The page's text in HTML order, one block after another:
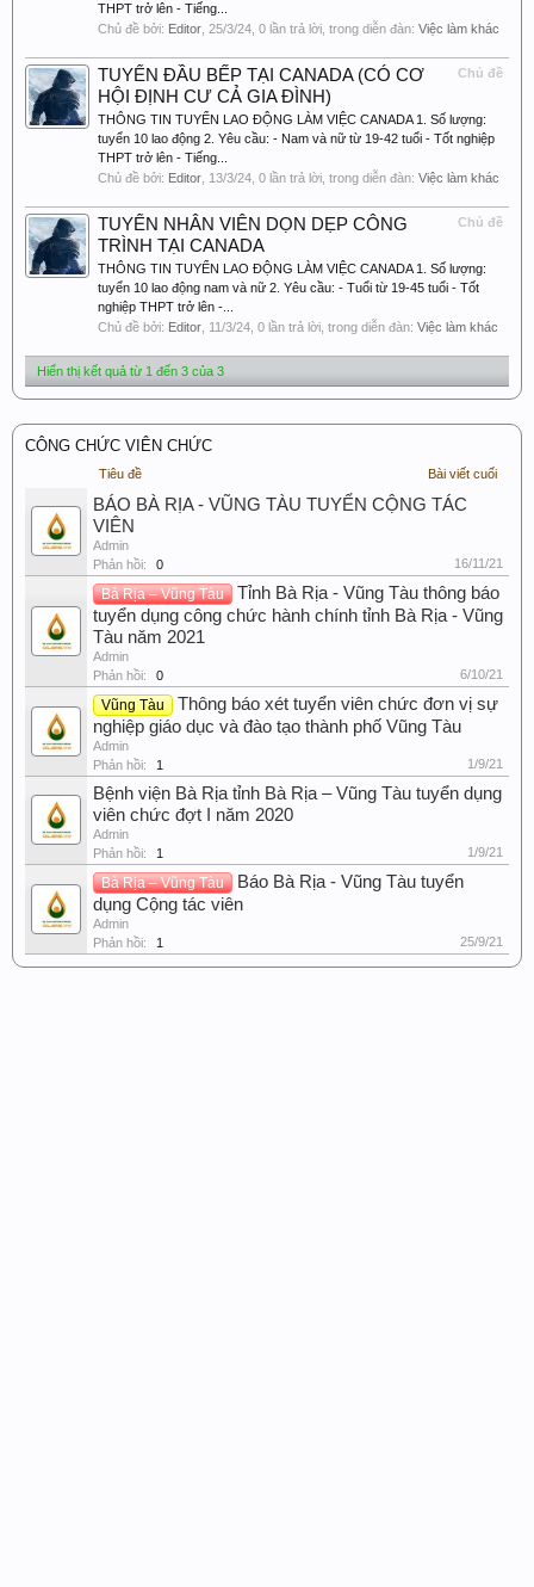
THPT trở lên - Tiếng...
Chủ đề bởi: Editor, 25/3/24, 0 lần trả lời, trong diễn đàn: Việc làm khác
Chủ đề
TUYỂN ĐẦU BẾP TẠI CANADA (CÓ CƠ
HỘI ĐỊNH CƯ CẢ GIA ĐÌNH)
THÔNG TIN TUYỂN LAO ĐỘNG LÀM VIỆC CANADA 1. Số lượng:
tuyển 10 lao động 2. Yêu cầu: - Nam và nữ từ 19-42 tuổi - Tốt nghiệp
THPT trở lên - Tiếng...
Chủ đề bởi: Editor, 13/3/24, 0 lần trả lời, trong diễn đàn: Việc làm khác
Chủ đề
TUYỂN NHÂN VIÊN DỌN DẸP CÔNG
TRÌNH TẠI CANADA
THÔNG TIN TUYỂN LAO ĐỘNG LÀM VIỆC CANADA 1. Số lượng:
tuyển 10 lao động nam và nữ 2. Yêu cầu: - Tuổi từ 19-45 tuổi - Tốt
nghiệp THPT trở lên -...
Chủ đề bởi: Editor, 11/3/24, 0 lần trả lời, trong diễn đàn: Việc làm khác
Hiển thị kết quả từ 1 đến 3 của 3
CÔNG CHỨC VIÊN CHỨC
Tiêu đề Bài viết cuối
BÁO BÀ RỊA - VŨNG TÀU TUYỂN CỘNG TÁC
VIÊN
Admin
Phản hồi:
0 16/11/21
Bà Rịa – Vũng Tàu
Tỉnh Bà Rịa - Vũng Tàu thông báo
tuyển dụng công chức hành chính tỉnh Bà Rịa - Vũng
Tàu năm 2021
Admin
Phản hồi:
0 6/10/21
Vũng Tàu
Thông báo xét tuyển viên chức đơn vị sự
nghiệp giáo dục và đào tạo thành phố Vũng Tàu
Admin
Phản hồi:
1 1/9/21
Bệnh viện Bà Rịa tỉnh Bà Rịa – Vũng Tàu tuyển dụng
viên chức đợt I năm 2020
Admin
Phản hồi:
1 1/9/21
Bà Rịa – Vũng Tàu
Báo Bà Rịa - Vũng Tàu tuyển
dụng Cộng tác viên
Admin
Phản hồi:
1 25/9/21